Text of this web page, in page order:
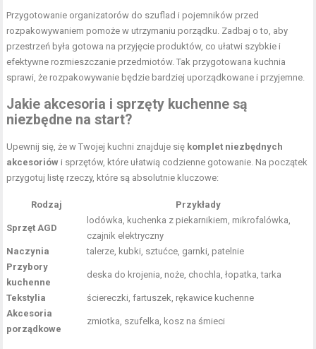
Przygotowanie organizatorów do szuflad i pojemników przed
rozpakowywaniem pomoże w utrzymaniu porządku. Zadbaj o to, aby
przestrzeń była gotowa na przyjęcie produktów, co ułatwi szybkie i
efektywne rozmieszczanie przedmiotów. Tak przygotowana kuchnia
sprawi, że rozpakowywanie będzie bardziej uporządkowane i przyjemne.
Jakie akcesoria i sprzęty kuchenne są
niezbędne na start?
Upewnij się, że w Twojej kuchni znajduje się komplet niezbędnych
akcesoriów i sprzętów, które ułatwią codzienne gotowanie. Na początek
przygotuj listę rzeczy, które są absolutnie kluczowe:
Rodzaj Przykłady
Sprzęt AGD
lodówka, kuchenka z piekarnikiem, mikrofalówka,
czajnik elektryczny
Naczynia
talerze, kubki, sztućce, garnki, patelnie
Przybory
kuchenne
deska do krojenia, noże, chochla, łopatka, tarka
Tekstylia
ściereczki, fartuszek, rękawice kuchenne
Akcesoria
porządkowe
zmiotka, szufelka, kosz na śmieci